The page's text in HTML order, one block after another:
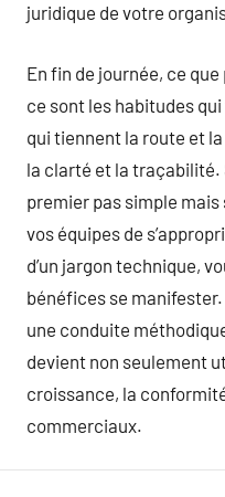
juridique de votre
En fin de journée, ce
ce sont les habitudes
qui tiennent la route et
la clarté et la traçabilité.
premier pas simple
vos équipes de
d’un jargon technique,
bénéfices se
une conduite
devient non seulement
croissance, la
commerciaux.